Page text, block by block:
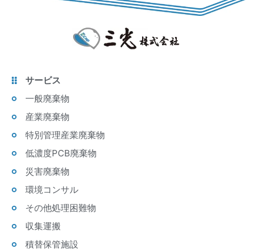
サービス
一般廃棄物
産業廃棄物
特別管理産業廃棄物
低濃度PCB廃棄物
災害廃棄物
環境コンサル
その他処理困難物
収集運搬
積替保管施設